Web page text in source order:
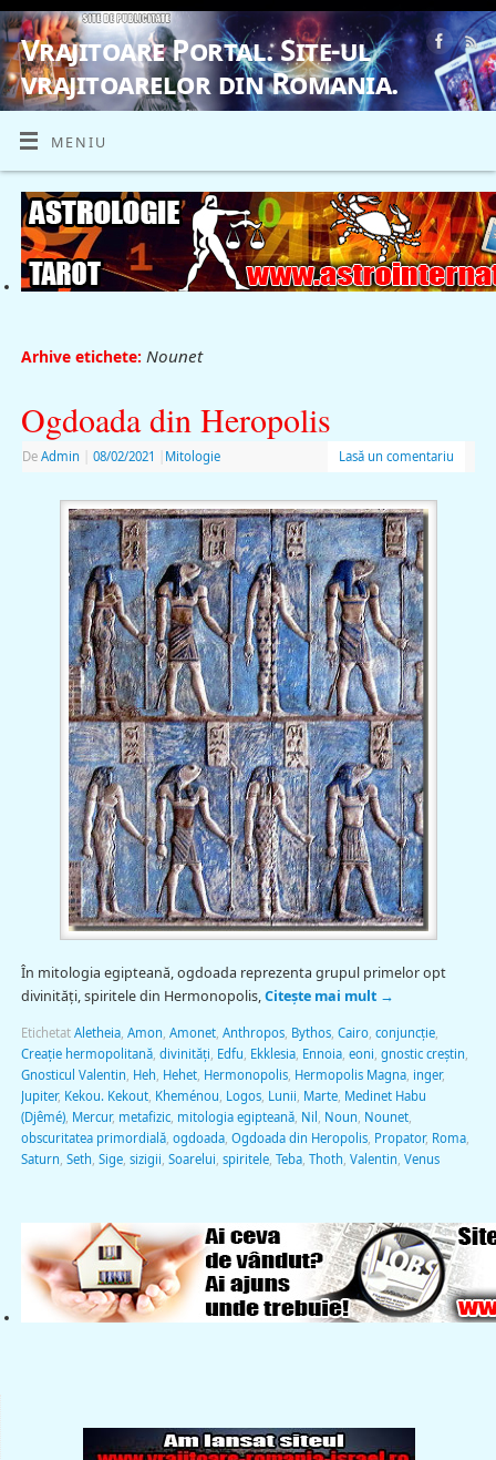
Vrajitoare Portal. Site-ul
vrajitoarelor din Romania.
VRAJITOARE, VRAJITOARELE, VRAJITOARE
MENIU
Arhive etichete: Nounet
Ogdoada din Heropolis
De Admin 08/02/2021 Mitologie Lasă un comentariu
În mitologia egipteană, ogdoada reprezenta grupul primelor opt
divinități, spiritele din Hermonopolis,Citește mai mult →
Etichetat Aletheia, Amon Amonet, Anthropos, Bythos, Cairo, conjuncție,
Creație hermopolitană, divinități Edfu Ekklesia, Ennoia, eoni gnostic creștin
Gnosticul Valentin Heh Hehet, Hermonopolis, Hermopolis Magna, inger,
Jupiter, Kekou. Kekout, Kheménou Logos, Lunii Marte, Medinet Habu
(Djêmé), Mercur, metafizic, mitologia egipteană, Nil Noun Nounet,
obscuritatea primordială, ogdoada, Ogdoada din Heropolis, Propator, Roma,
Saturn Seth Sige, sizigii Soarelui spiritele, Teba, Thoth Valentin Venus